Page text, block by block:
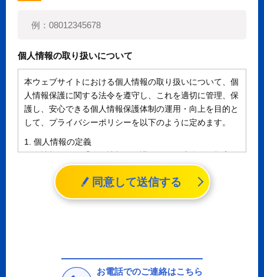
個人情報の取り扱いについて
本ウェブサイトにおける個人情報の取り扱いについて、個
人情報保護に関する法令を遵守し、これを適切に管理、保
護し、安心できる個人情報保護体制の運用・向上を目的と
して、プライバシーポリシーを以下のように定めます。
1. 個人情報の定義
個人情報とは、「個人情報の保護に関する法律」に規定さ
れる生存する個人に関する情報であって、氏名、生年月日
その他の記述等により特定の個人を識別することができる
情報（個人識別情報）を指します。
同意して送信する
お電話でのご連絡はこちら